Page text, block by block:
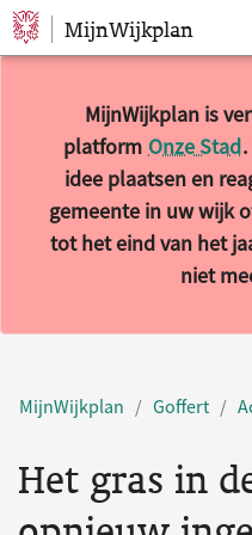
Sla navigatie over
MijnWijkplan
MijnWijkplan is
platform Onze Stad
idee plaatsen en
gemeente in uw wijk
tot het eind van het
niet
MijnWijkplan Goffert
Het gras in